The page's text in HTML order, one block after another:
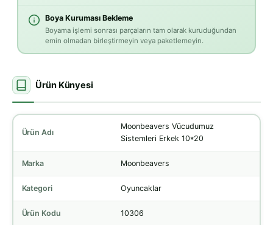
Boya Kuruması Bekleme
Boyama işlemi sonrası parçaların tam olarak kuruduğundan
emin olmadan birleştirmeyin veya paketlemeyin.
Ürün Künyesi
Ürün Adı
Moonbeavers Vücudumuz
Sistemleri Erkek 10*20
Marka Moonbeavers
Kategori Oyuncaklar
Ürün Kodu 10306